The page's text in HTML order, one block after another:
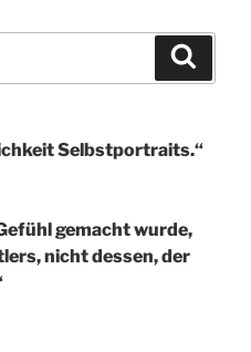
Selbstportraits.“
gemacht wurde,
nicht dessen, der